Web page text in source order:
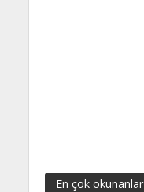
En çok okunanlar